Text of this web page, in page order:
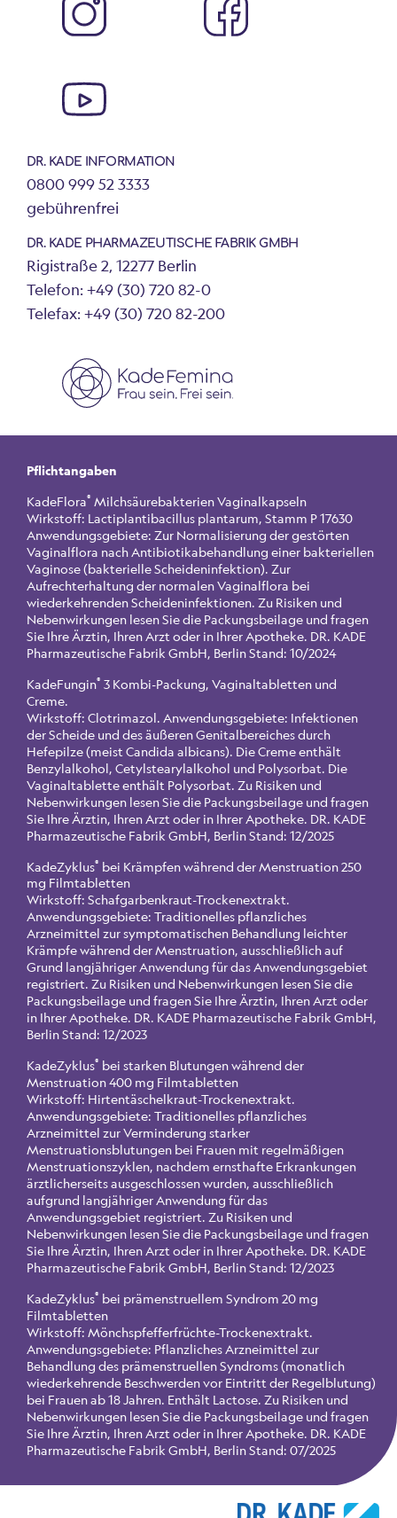
DR. KADE INFORMATION
0800 999 52 3333
gebührenfrei
DR. KADE PHARMAZEUTISCHE FABRIK GMBH
Rigistraße 2, 12277 Berlin
Telefon: +49 (30) 720 82-0
Telefax: +49 (30) 720 82-200
Pflichtangaben
KadeFlora® Milchsäurebakterien Vaginalkapseln
Wirkstoff: Lactiplantibacillus plantarum, Stamm P 17630
Anwendungsgebiete: Zur Normalisierung der gestörten
Vaginalflora nach Antibiotikabehandlung einer bakteriellen
Vaginose (bakterielle Scheideninfektion). Zur
Aufrechterhaltung der normalen Vaginalflora bei
wiederkehrenden Scheideninfektionen. Zu Risiken und
Nebenwirkungen lesen Sie die Packungsbeilage und fragen
Sie Ihre Ärztin, Ihren Arzt oder in Ihrer Apotheke. DR. KADE
Pharmazeutische Fabrik GmbH, Berlin Stand: 10/2024
KadeFungin® 3 Kombi-Packung, Vaginaltabletten und
Creme.
Wirkstoff: Clotrimazol. Anwendungsgebiete: Infektionen
der Scheide und des äußeren Genitalbereiches durch
Hefepilze (meist Candida albicans). Die Creme enthält
Benzylalkohol, Cetylstearylalkohol und Polysorbat. Die
Vaginaltablette enthält Polysorbat. Zu Risiken und
Nebenwirkungen lesen Sie die Packungsbeilage und fragen
Sie Ihre Ärztin, Ihren Arzt oder in Ihrer Apotheke. DR. KADE
Pharmazeutische Fabrik GmbH, Berlin Stand: 12/2025
KadeZyklus® bei Krämpfen während der Menstruation 250
mg Filmtabletten
Wirkstoff: Schafgarbenkraut-Trockenextrakt.
Anwendungsgebiete: Traditionelles pflanzliches
Arzneimittel zur symptomatischen Behandlung leichter
Krämpfe während der Menstruation, ausschließlich auf
Grund langjähriger Anwendung für das Anwendungsgebiet
registriert. Zu Risiken und Nebenwirkungen lesen Sie die
Packungsbeilage und fragen Sie Ihre Ärztin, Ihren Arzt oder
in Ihrer Apotheke. DR. KADE Pharmazeutische Fabrik GmbH,
Berlin Stand: 12/2023
KadeZyklus® bei starken Blutungen während der
Menstruation 400 mg Filmtabletten
Wirkstoff: Hirtentäschelkraut-Trockenextrakt.
Anwendungsgebiete: Traditionelles pflanzliches
Arzneimittel zur Verminderung starker
Menstruationsblutungen bei Frauen mit regelmäßigen
Menstruationszyklen, nachdem ernsthafte Erkrankungen
ärztlicherseits ausgeschlossen wurden, ausschließlich
aufgrund langjähriger Anwendung für das
Anwendungsgebiet registriert. Zu Risiken und
Nebenwirkungen lesen Sie die Packungsbeilage und fragen
Sie Ihre Ärztin, Ihren Arzt oder in Ihrer Apotheke. DR. KADE
Pharmazeutische Fabrik GmbH, Berlin Stand: 12/2023
KadeZyklus® bei prämenstruellem Syndrom 20 mg
Filmtabletten
Wirkstoff: Mönchspfefferfrüchte-Trockenextrakt.
Anwendungsgebiete: Pflanzliches Arzneimittel zur
Behandlung des prämenstruellen Syndroms (monatlich
wiederkehrende Beschwerden vor Eintritt der Regelblutung)
bei Frauen ab 18 Jahren. Enthält Lactose. Zu Risiken und
Nebenwirkungen lesen Sie die Packungsbeilage und fragen
Sie Ihre Ärztin, Ihren Arzt oder in Ihrer Apotheke. DR. KADE
Pharmazeutische Fabrik GmbH, Berlin Stand: 07/2025